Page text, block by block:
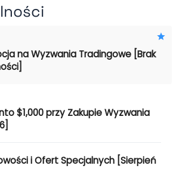
na Wyzwania Tradingowe [Brak
$1,000 przy Zakupie Wyzwania
i Ofert Specjalnych [Sierpień